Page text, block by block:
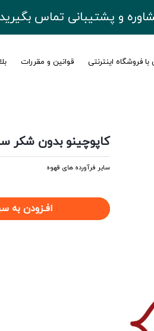
و پشتیبانی تماس بگیرید !
فروشگاه اینترنتی قوانین و مقررات
کاپوچینو بدون شکر
سایر فرآورده های قهوه
افـزودن به